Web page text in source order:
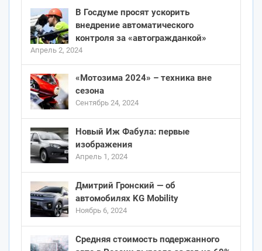
В Госдуме просят ускорить
внедрение автоматического
контроля за «автогражданкой»
Апрель 2, 2024
«Мотозима 2024» – техника вне
сезона
Сентябрь 24, 2024
Новый Иж Фабула: первые
изображения
Апрель 1, 2024
Дмитрий Гронский — об
автомобилях KG Mobility
Ноябрь 6, 2024
Средняя стоимость подержанного